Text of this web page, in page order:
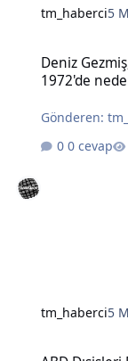
tm_haberci5
Deniz
1972'de
Gönderen:
0 cevap
tm_haberci5